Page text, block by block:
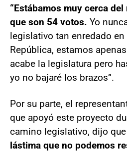
“Estábamos muy cerca
que son 54 votos. Yo
legislativo tan enredado
República, estamos
acabe la legislatura pero
yo no bajaré los brazos”.
Por su parte, el
que apoyó este proyecto
camino legislativo, dijo que
lástima que no podemos